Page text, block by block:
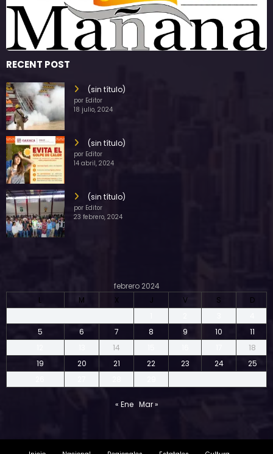
RECENT POST
(sin título)
por Editor
18 julio, 2024
(sin título)
por Editor
14 abril, 2024
(sin título)
por Editor
23 febrero, 2024
febrero 2024
L
M X J V S
D
5
6 7 8 9 10
11
14
18
19
20 21 22 23 24
25
« Ene Mar »